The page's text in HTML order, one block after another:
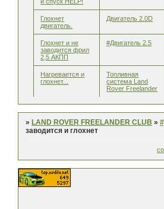
Глохнет
двигатель.
Двигатель 2.0D
Глохнет и не
заводится фрил
2,5 АКПП
#Двигатель 2.5
Нагревается и
глохнет...
Топливная
система Land
Rover Freelander
» LAND ROVER FREELANDER CLUB »
заводится и глохнет